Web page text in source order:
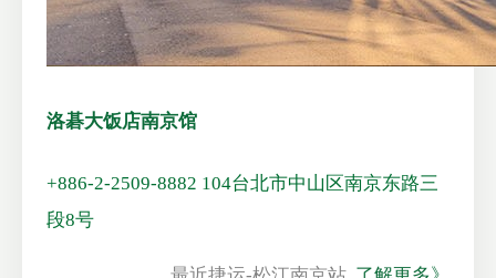
洛碁大饭店南京馆
+886-2-2509-8882 104台北市中山区南京东路三
段8号